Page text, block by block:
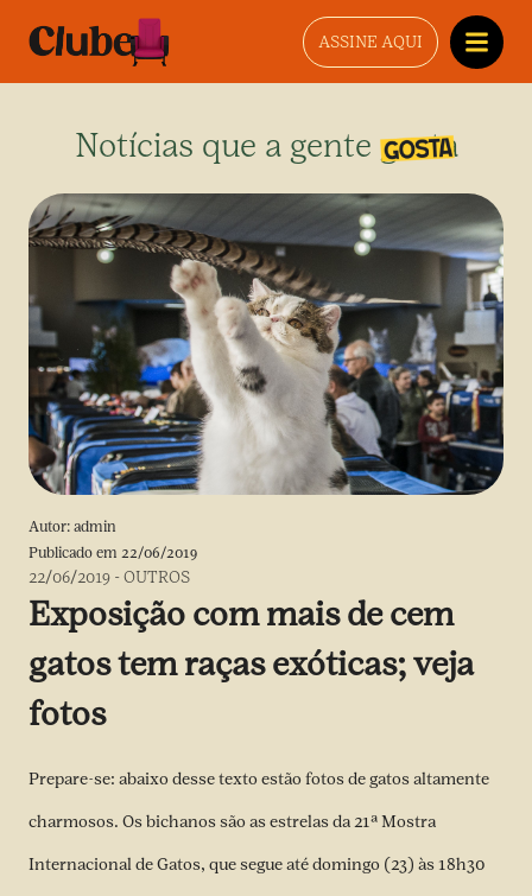
ASSINE AQUI
Notícias que a gente gosta
Autor: admin
Publicado em 22/06/2019
22/06/2019 -OUTROS
Exposição com mais de cem
gatos tem raças exóticas; veja
fotos
Prepare-se: abaixo desse texto estão fotos de gatos altamente
charmosos. Os bichanos são as estrelas da21ª Mostra
Internacional de Gatos, que segue até domingo (23) às 18h30